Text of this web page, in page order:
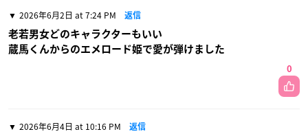
2026年6月2日 at 7:24 PM 返信
老若男女どのキャラクターもいい
蔵馬くんからのエメロード姫で愛が弾けました
0
2026年6月4日 at 10:16 PM 返信